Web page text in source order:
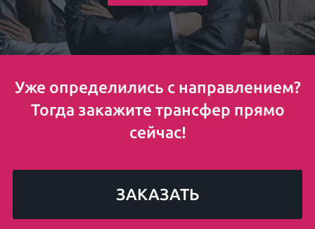
Уже определились с направлением?
Тогда закажите трансфер прямо
сейчас!
ЗАКАЗАТЬ